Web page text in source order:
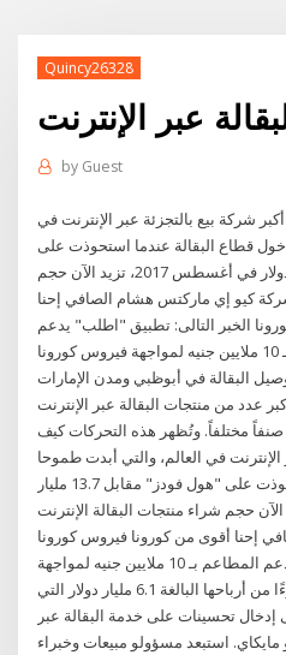
Quincy26328
عبر الإنترنت
by Guest
شركة بيع بالتجزئة عبر الإنترنت في
قطاع البقالة عندما استحوذت على
"هول فودز" مقابل 13.7 مليار دولار في أغسطس 2017، تزيد الآن حجم
كيو إي ماركتس هشام الصافي إحنا
الخبر التالى: تطبيق "اطلب" يدعم
البقالة في أبوظبي ومدن الإمارات
عدد من منتجات البقالة عبر الإنترنت
الإمارات مع أكثر من 40,000 صنفاً مختلفاً. وتُظهر هذه التحركات كيف
الإنترنت في العالم، والتي أبدت طموحا
لدخول قطاع البقالة عندما استحوذت على "هول فودز" مقابل 13.7 مليار
2017، تزيد الآن حجم شراء منتجات البقالة الإنترنت
إحنا أقوى من كورونا فيروس كورونا
الخبر التالى: تطبيق "اطلب" يدعم المطاعم بـ 10 ملايين جنيه لمواجهة
فيروس كورونا ستنفق بيندودو جزءًا من أرباحها البالغة 6.1 مليار دولار التي
تحسينات على خدمة البقالة عبر
استبعد مسؤولو مبيعات وخبراء